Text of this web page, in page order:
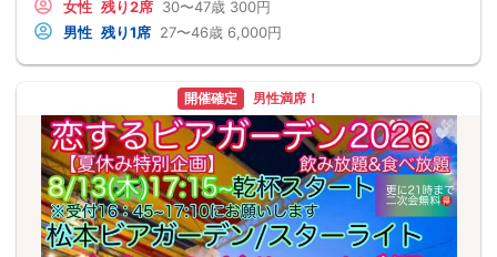
女性 残り2席 30〜47歳 300円
男性 残り1席 27〜46歳 6,000円
開催確定 男性満席！